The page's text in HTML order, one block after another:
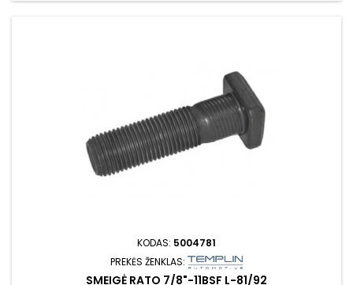
KODAS: 5004781
PREKĖS ŽENKLAS:
SMEIGĖ RATO 7/8"-11BSF L-81/92